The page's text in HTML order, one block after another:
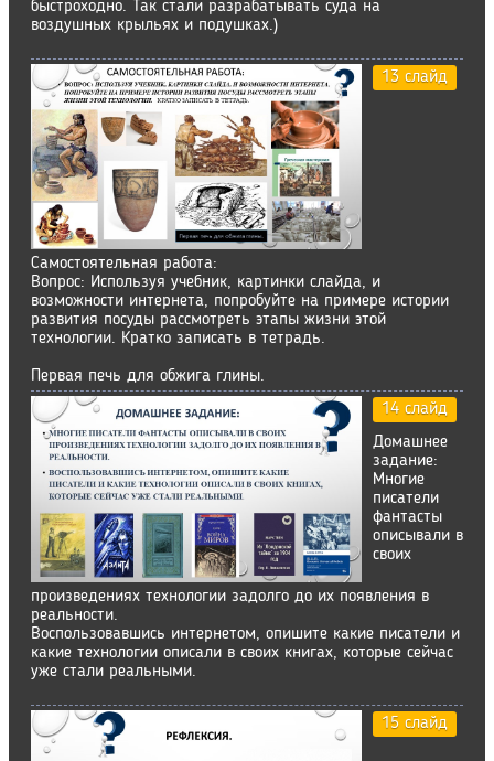
быстроходно. Так стали разрабатывать суда на
воздушных крыльях и подушках.)
13 слайд
Самостоятельная работа:
Вопрос: Используя учебник, картинки слайда, и
возможности интернета, попробуйте на примере истории
развития посуды рассмотреть этапы жизни этой
технологии. Кратко записать в тетрадь.
Первая печь для обжига глины.
14 слайд
Домашнее
задание:
Многие
писатели
фантасты
описывали в
своих
произведениях технологии задолго до их появления в
реальности.
Воспользовавшись интернетом, опишите какие писатели и
какие технологии описали в своих книгах, которые сейчас
уже стали реальными.
15 слайд